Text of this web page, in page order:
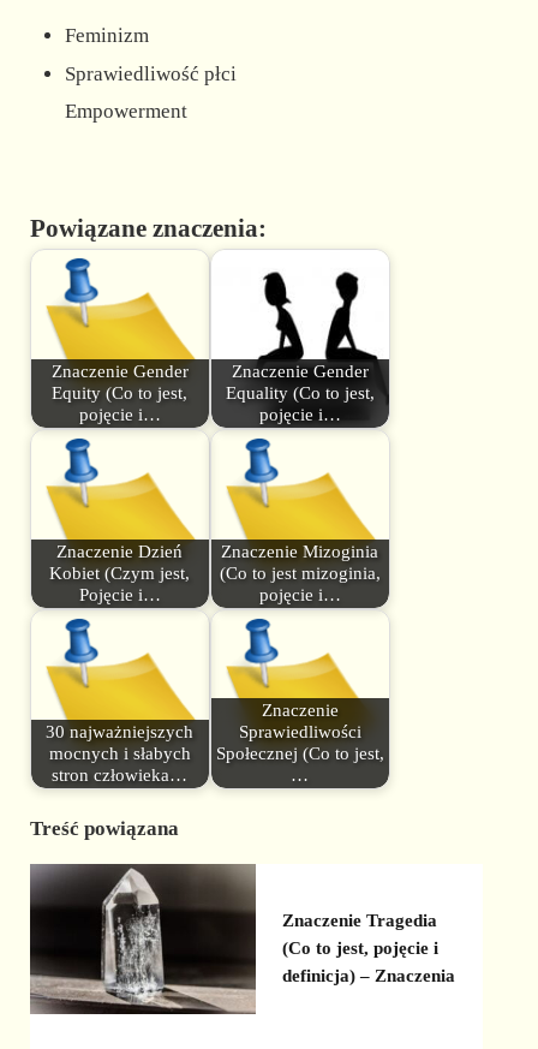
Feminizm
Sprawiedliwość płci
Empowerment
Powiązane znaczenia:
Znaczenie Gender
Equity (Co to jest,
pojęcie i…
Znaczenie Gender
Equality (Co to jest,
pojęcie i…
Znaczenie Dzień
Kobiet (Czym jest,
Pojęcie i…
Znaczenie Mizoginia
(Co to jest mizoginia,
pojęcie i…
30 najważniejszych
mocnych i słabych
stron człowieka…
Znaczenie
Sprawiedliwości
Społecznej (Co to jest,
…
Treść powiązana
Znaczenie Tragedia
(Co to jest, pojęcie i
definicja) – Znaczenia